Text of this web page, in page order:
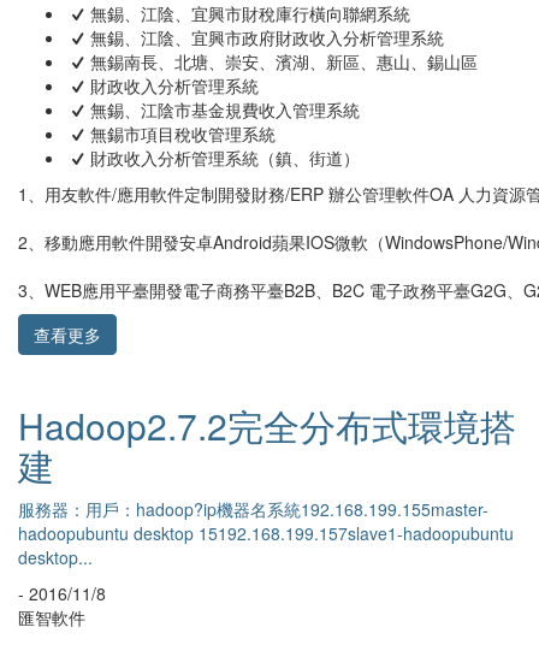
無錫、江陰、宜興市財稅庫行橫向聯網系統
無錫、江陰、宜興市政府財政收入分析管理系統
無錫南長、北塘、崇安、濱湖、新區、惠山、錫山區
財政收入分析管理系統
無錫、江陰市基金規費收入管理系統
無錫市項目稅收管理系統
財政收入分析管理系統（鎮、街道）
1、用友軟件/應用軟件定制開發財務/ERP 辦公管理軟件OA 人力資
2、移動應用軟件開發安卓Android蘋果IOS微軟（WindowsPhone/
3、WEB應用平臺開發電子商務平臺B2B、B2C 電子政務平臺G2G、
查看更多
Hadoop單機版搭建圖文詳解
前置條件：1、ubuntu10.10安裝成功（個人認為不必要花太多時間
（jdk1.6...
- 2016/11/8